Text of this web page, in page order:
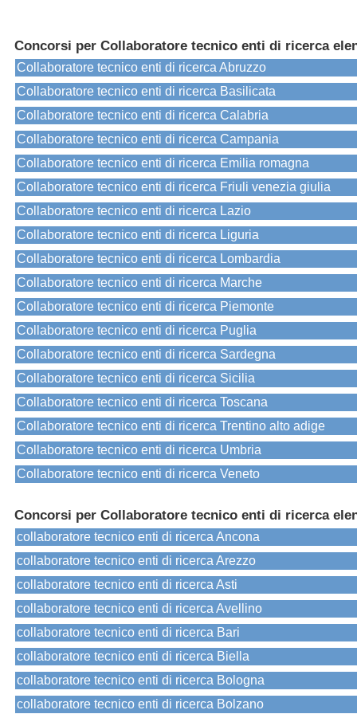
Concorsi per Collaboratore tecnico enti di ricerca
Collaboratore tecnico enti di ricerca Abruzzo
Collaboratore tecnico enti di ricerca Basilicata
Collaboratore tecnico enti di ricerca Calabria
Collaboratore tecnico enti di ricerca Campania
Collaboratore tecnico enti di ricerca Emilia romagna
Collaboratore tecnico enti di ricerca Friuli venezia giulia
Collaboratore tecnico enti di ricerca Lazio
Collaboratore tecnico enti di ricerca Liguria
Collaboratore tecnico enti di ricerca Lombardia
Collaboratore tecnico enti di ricerca Marche
Collaboratore tecnico enti di ricerca Piemonte
Collaboratore tecnico enti di ricerca Puglia
Collaboratore tecnico enti di ricerca Sardegna
Collaboratore tecnico enti di ricerca Sicilia
Collaboratore tecnico enti di ricerca Toscana
Collaboratore tecnico enti di ricerca Trentino alto adige
Collaboratore tecnico enti di ricerca Umbria
Collaboratore tecnico enti di ricerca Veneto
Concorsi per Collaboratore tecnico enti di ricerca
collaboratore tecnico enti di ricerca Ancona
collaboratore tecnico enti di ricerca Arezzo
collaboratore tecnico enti di ricerca Asti
collaboratore tecnico enti di ricerca Avellino
collaboratore tecnico enti di ricerca Bari
collaboratore tecnico enti di ricerca Biella
collaboratore tecnico enti di ricerca Bologna
collaboratore tecnico enti di ricerca Bolzano